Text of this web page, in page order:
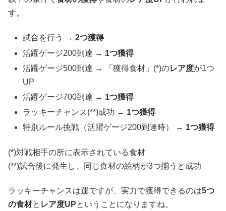
す。
試合を行う →2つ獲得
活躍ゲージ200到達 → 1つ獲得
活躍ゲージ500到達 → 「獲得食材」(*)のレア度が1つ
UP
活躍ゲージ700到達 → 1つ獲得
ラッキーチャンス(**)成功 → 1つ獲得
特別ルール挑戦（活躍ゲージ200到達時） → 1つ獲得
(*)対戦相手の所に表示されている食材
(**)試合後に発生し、同じ食材の絵柄が3つ揃うと成功
ラッキーチャンスは運ですが、実力で獲得できるのは5つ
の食材と レア度UPということになりますね。